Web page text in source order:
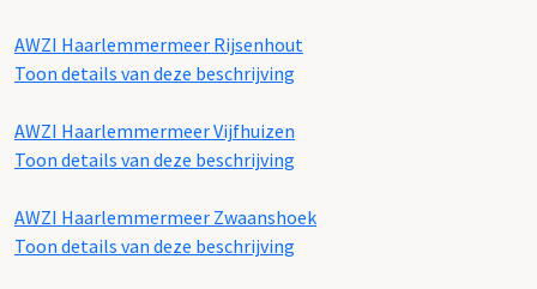
AWZI Haarlemmermeer Rijsenhout
Toon details van deze beschrijving
AWZI Haarlemmermeer Vijfhuizen
Toon details van deze beschrijving
AWZI Haarlemmermeer Zwaanshoek
Toon details van deze beschrijving